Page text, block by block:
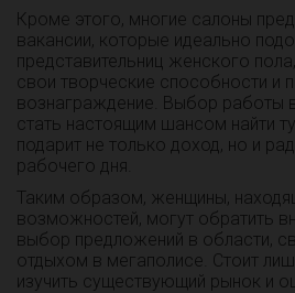
Кроме этого, многие салоны
вакансии, которые идеально
представительниц женского
свои творческие способности и
вознаграждение. Выбор работы
стать настоящим шансом найти
подарит не только доход, но и
рабочего дня.
Таким образом, женщины,
возможностей, могут обратить
выбор предложений в области,
отдыхом в мегаполисе. Стоит
изучить существующий рынок и